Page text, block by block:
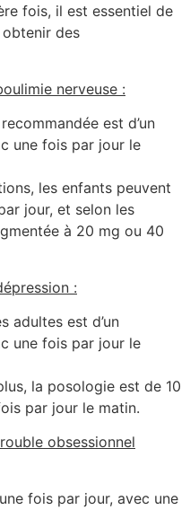
fois, il est essentiel de
des
nerveuse :
est d’un
une fois par jour le
les enfants peuvent
jour, et selon les
à 20 mg ou 40
:
adultes est d’un
une fois par jour le
la posologie est de 10
par jour le matin.
obsessionnel
fois par jour, avec une